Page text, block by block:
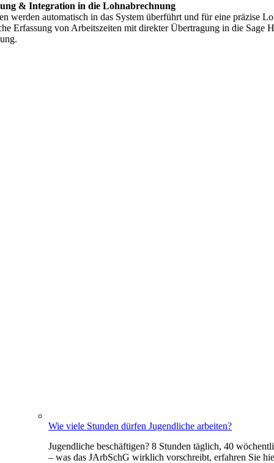
Wie viele Stunden dürfen Jugendliche arbeiten?
Jugendliche beschäftigen? 8 Stunden täglich, 40
– was das JArbSchG wirklich vorschreibt, erfahren Sie
& Integration in die Lohnabrechnung
werden automatisch in das System überführt und für eine präzise
Erfassung von Arbeitszeiten mit direkter Übertragung in die Sage